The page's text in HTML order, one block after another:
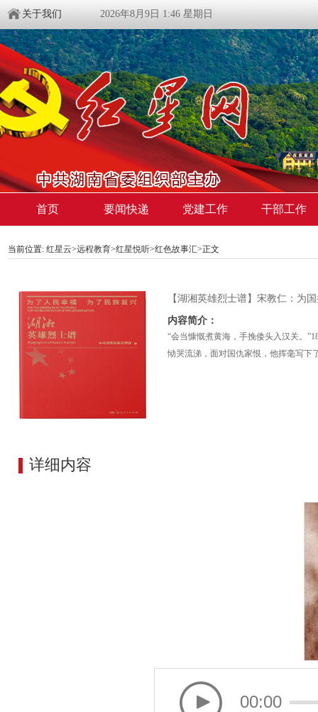
关于我们 2026年8月9日 1:46 星期日
首页 要闻快递 党建工作 干部工作
当前位置: 红星云>远程教育>红星悦听>红色故事汇>正文
【湖湘英雄烈士谱】宋教仁：为
内容简介：
​“会当慷慨煮黄海，手挽倭头入汉关。
恸哭流涕，面对国仇家恨，他挥毫写下
详细内容
00:00